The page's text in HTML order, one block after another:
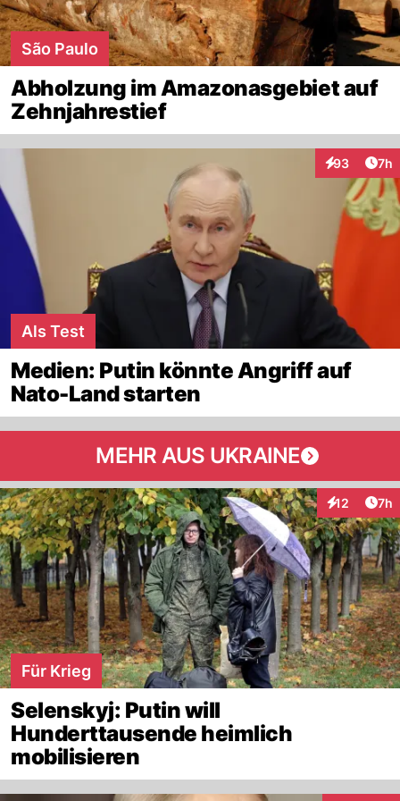
São Paulo
Abholzung im Amazonasgebiet auf
Zehnjahrestief
93
Interaktionen
7h
Als Test
Medien: Putin könnte Angriff auf
Nato-Land starten
MEHR AUS UKRAINE
12 7h
Für Krieg
Selenskyj: Putin will
Hunderttausende heimlich
mobilisieren